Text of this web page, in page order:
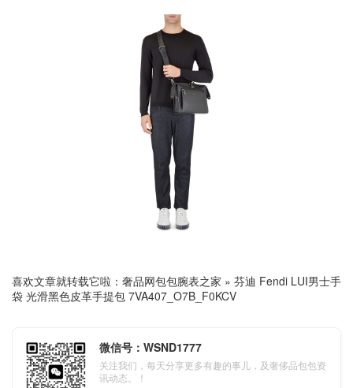
喜欢文章就转载它啦： 奢品网包包腕表之家 » 芬迪 Fendi LUI男士手
袋 光滑黑色皮革手提包 7VA407_O7B_F0KCV
微信号：WSND1777
关注我们，每天分享更多有趣的事儿，及奢侈品包包资
讯动态。！